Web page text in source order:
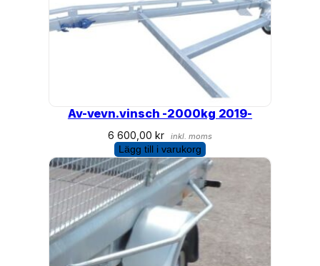
Av-vevn.vinsch -2000kg 2019-
6 600,00kr inkl. moms
Lägg till i varukorg